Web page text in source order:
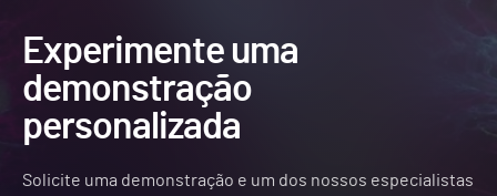
Experimente uma
demonstração
personalizada
Solicite uma demonstração e um dos nossos especialistas